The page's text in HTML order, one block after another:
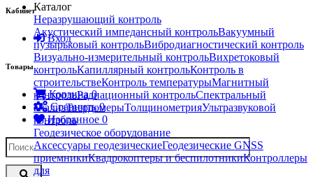
Кабинет
Вход
Товары
Корзина0
Сравнить0
Избранное 0
Каталог
Неразрушающий контроль
Акустический импедансный контрольВакуумный
пузырьковый контрольВибродиагностический контроль
Визуально-измерительный контрольВихретоковый
контрольКапиллярный контрольКонтроль в
строительствеКонтроль температурыМагнитный
контрольРадиационный контрольСпектральный
анализТвердомерыТолщинометрияУльтразвуковой
контроль
Геодезическое оборудование
Аксессуары геодезическиеГеодезические GNSS
приемникиКвадрокоптеры и беспилотникиКонтроллеры
для